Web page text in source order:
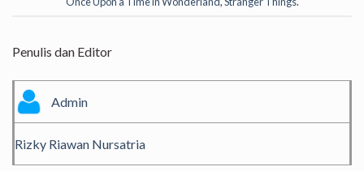
Penulis dan Editor
Admin
Rizky Riawan Nursatria